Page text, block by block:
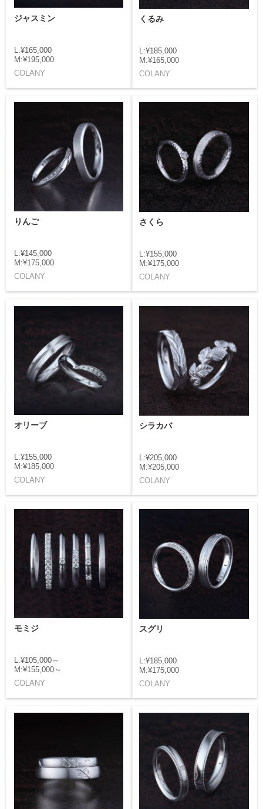
ジャスミン
L:¥165,000
M:¥195,000
COLANY
くるみ
L:¥185,000
M:¥165,000
COLANY
りんご
L:¥145,000
M:¥175,000
COLANY
さくら
L:¥155,000
M:¥175,000
COLANY
オリーブ
L:¥155,000
M:¥185,000
COLANY
シラカバ
L:¥205,000
M:¥205,000
COLANY
モミジ
L:¥105,000～
M:¥155,000～
COLANY
スグリ
L:¥185,000
M:¥175,000
COLANY